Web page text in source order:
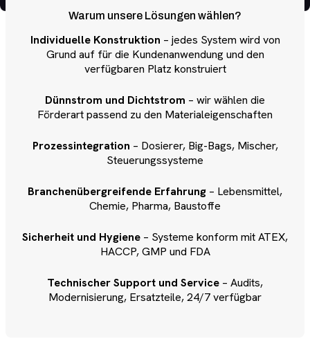
Warum unsere Lösungen wählen?
Individuelle Konstruktion – jedes System wird von
Grund auf für die Kundenanwendung und den
verfügbaren Platz konstruiert
Dünnstrom und Dichtstrom – wir wählen die
Förderart passend zu den Materialeigenschaften
Prozessintegration – Dosierer, Big-Bags, Mischer,
Steuerungssysteme
Branchenübergreifende Erfahrung – Lebensmittel,
Chemie, Pharma, Baustoffe
Sicherheit und Hygiene – Systeme konform mit ATEX,
HACCP, GMP und FDA
Technischer Support und Service – Audits,
Modernisierung, Ersatzteile, 24/7 verfügbar